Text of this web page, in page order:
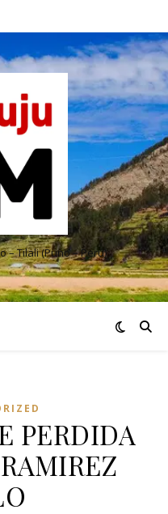
– Tilali (Puno – Perú)
PERDIDA